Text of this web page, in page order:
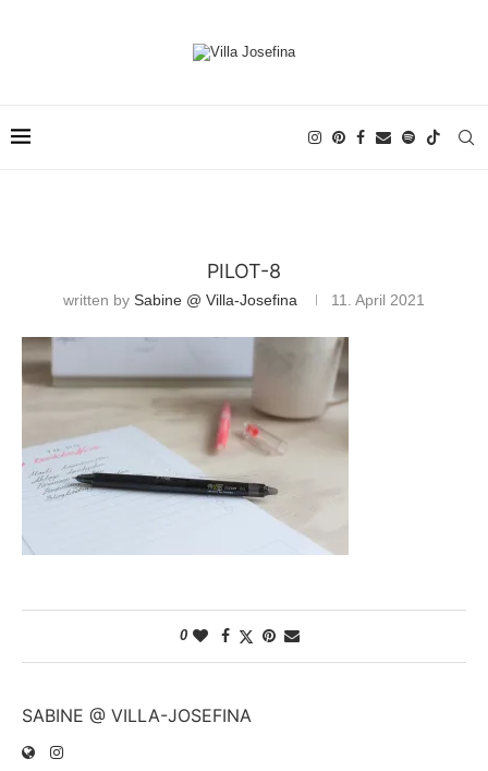
PILOT-8
written by Sabine @ Villa-Josefina 11. April 2021
0
SABINE @ VILLA-JOSEFINA